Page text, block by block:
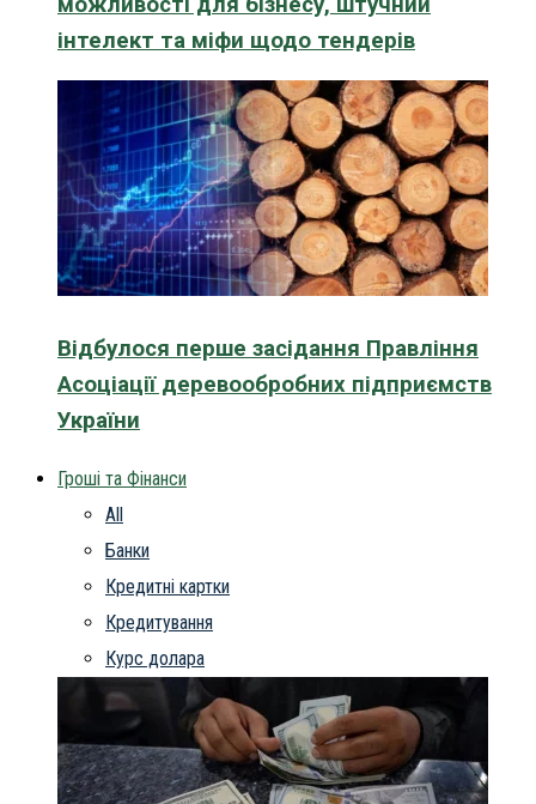
інтелект та міфи щодо тендерів
Відбулося перше засідання Правління
Асоціації деревообробних підприємств
України
Гроші та Фінанси
All
Банки
Кредитні картки
Кредитування
Курс долара